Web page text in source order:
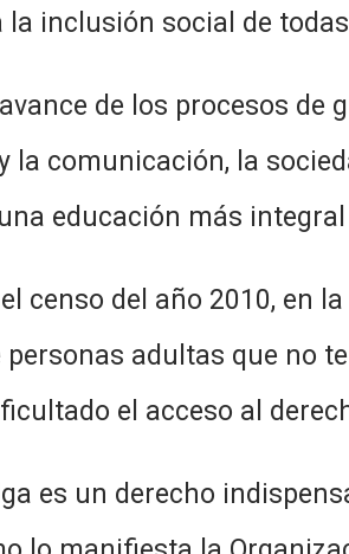
inclusión social de
procesos de
la comunicación, la
educación más
2010, en la
personas adultas que no
el acceso al
indispensable a